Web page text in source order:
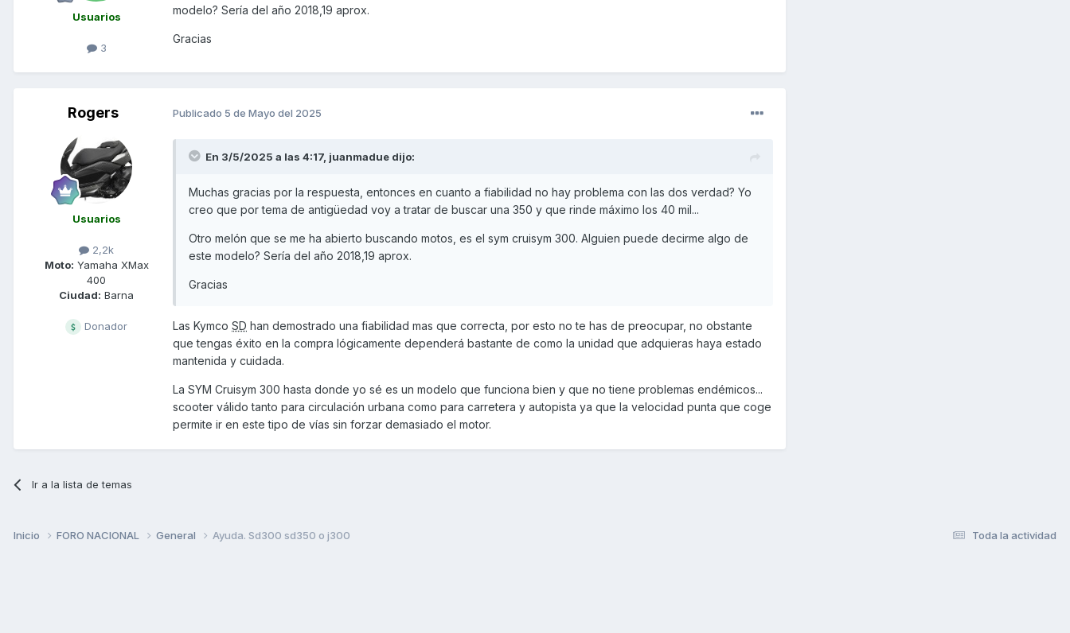
Usuarios
3
modelo? Sería del año 2018,19 aprox.
Gracias
Rogers
Usuarios
2,2k
Moto: Yamaha XMax
400
Ciudad: Barna
Donador
Publicado 5 de Mayo del 2025
En 3/5/2025 a las 4:17, juanmadue dijo:
Muchas gracias por la respuesta, entonces en cuanto a fiabilidad no hay problema con las dos verdad? Yo
creo que por tema de antigüedad voy a tratar de buscar una 350 y que rinde máximo los 40 mil...
Otro melón que se me ha abierto buscando motos, es el sym cruisym 300. Alguien puede decirme algo de
este modelo? Sería del año 2018,19 aprox.
Gracias
Las Kymco SD han demostrado una fiabilidad mas que correcta, por esto no te has de preocupar, no obstante
que tengas éxito en la compra lógicamente dependerá bastante de como la unidad que adquieras haya estado
mantenida y cuidada.
La SYM Cruisym 300 hasta donde yo sé es un modelo que funciona bien y que no tiene problemas endémicos...
scooter válido tanto para circulación urbana como para carretera y autopista ya que la velocidad punta que coge
permite ir en este tipo de vías sin forzar demasiado el motor.
Ir a la lista de temas
Toda la actividad
Inicio FORO NACIONAL General Ayuda. Sd300 sd350 o j300